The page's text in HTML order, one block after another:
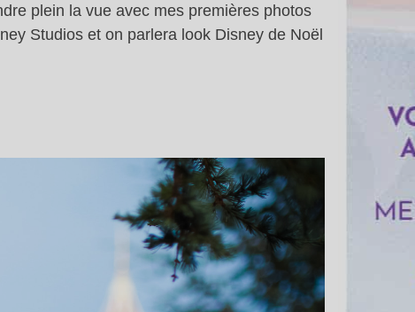
plein la vue avec mes premières photos
Studios et on parlera look Disney de Noël